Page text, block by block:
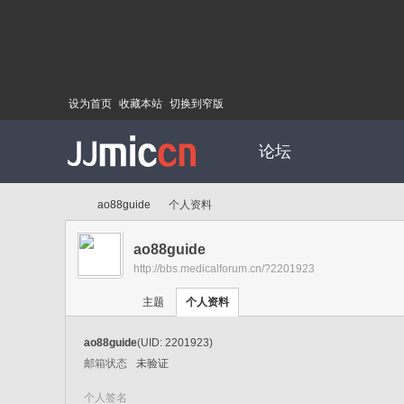
设为首页 收藏本站 切换到窄版
论坛
›
ao88guide 个人资料
ao88guide
http://bbs.medicalforum.cn/?2201923
主题 个人资料
ao88guide(UID: 2201923)
邮箱状态
未验证
个人签名